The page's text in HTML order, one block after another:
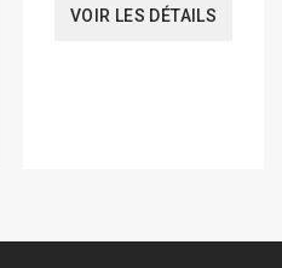
VOIR LES DÉTAILS